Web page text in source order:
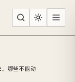
、哪些不能动